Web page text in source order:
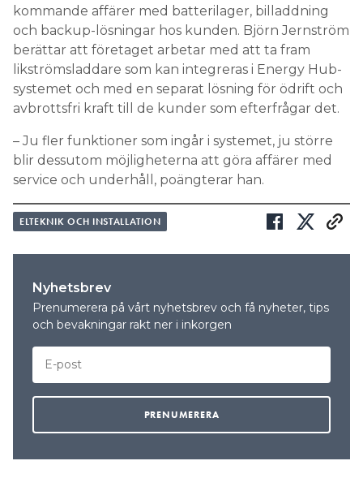
kommande affärer med batterilager, billaddning
och backup-lösningar hos kunden. Björn Jernström
berättar att företaget arbetar med att ta fram
likströmsladdare som kan integreras i Energy Hub-
systemet och med en separat lösning för ödrift och
avbrottsfri kraft till de kunder som efterfrågar det.
– Ju fler funktioner som ingår i systemet, ju större
blir dessutom möjligheterna att göra affärer med
service och underhåll, poängterar han.
ELTEKNIK OCH INSTALLATION
Nyhetsbrev
Prenumerera på vårt nyhetsbrev och få nyheter, tips
och bevakningar rakt ner i inkorgen